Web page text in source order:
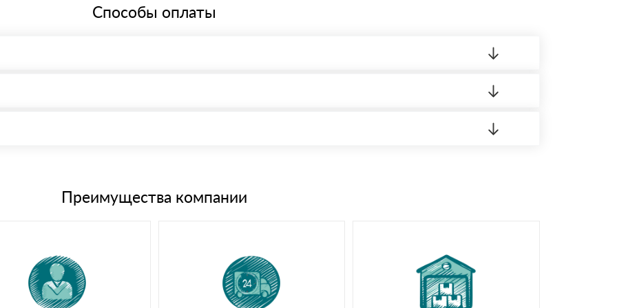
Способы оплаты
банковским картамПреимущества компании